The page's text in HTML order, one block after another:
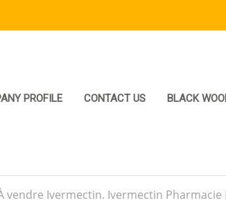
PROFILE CONTACT US BLACK
vendre Ivermectin. Ivermectin Pharmacie